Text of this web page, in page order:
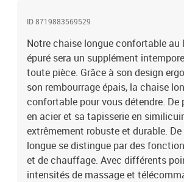
ID 8719883569529
Notre chaise longue confortable au
épuré sera un supplément
toute pièce. Grâce à son design
son rembourrage épais, la chaise
confortable pour vous détendre. De
en acier et sa tapisserie en
extrêmement robuste et durable.
longue se distingue par des
et de chauffage. Avec différents
intensités de massage et